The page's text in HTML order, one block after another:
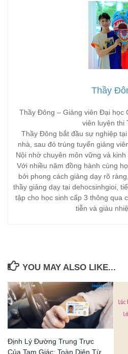
Thầy
Thầy Đông – Giảng viên Đại học
viên luyện thi
Thầy Đông bắt đầu sự nghiệp
nhà, sau đó trúng tuyển giảng
Nội nhờ chuyên môn vững và
Với nhiều năm đồng hành cùng
bởi phong cách giảng dạy rõ
thầy giảng dạy tại dehocsinhgioi,
tập cho học sinh cấp 3 thông qua
tiễn và giàu
YOU MAY ALSO LIKE...
Định Lý Đường Trung Trực
Của Tam Giác: Toàn Diện Từ